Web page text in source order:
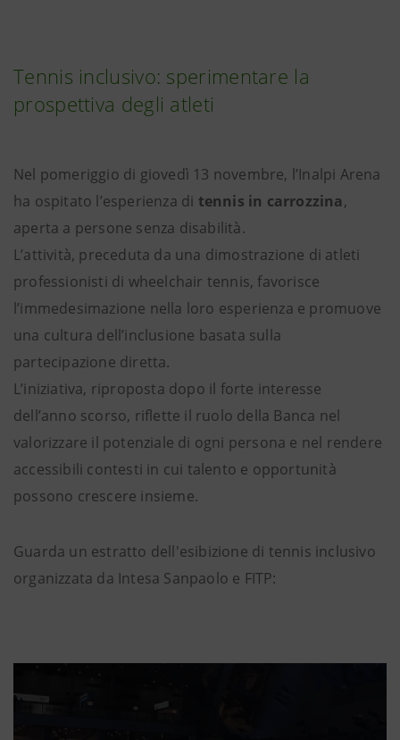
Tennis inclusivo: sperimentare la
prospettiva degli atleti
Nel pomeriggio di giovedì 13 novembre, l’Inalpi Arena
ha ospitato l’esperienza di tennis in carrozzina,
aperta a persone senza disabilità.
L’attività, preceduta da una dimostrazione di atleti
professionisti di wheelchair tennis, favorisce
l’immedesimazione nella loro esperienza e promuove
una cultura dell’inclusione basata sulla
partecipazione diretta.
L’iniziativa, riproposta dopo il forte interesse
dell’anno scorso, riflette il ruolo della Banca nel
valorizzare il potenziale di ogni persona e nel rendere
accessibili contesti in cui talento e opportunità
possono crescere insieme.
Guarda un estratto dell'esibizione di tennis inclusivo
organizzata da Intesa Sanpaolo e FITP: